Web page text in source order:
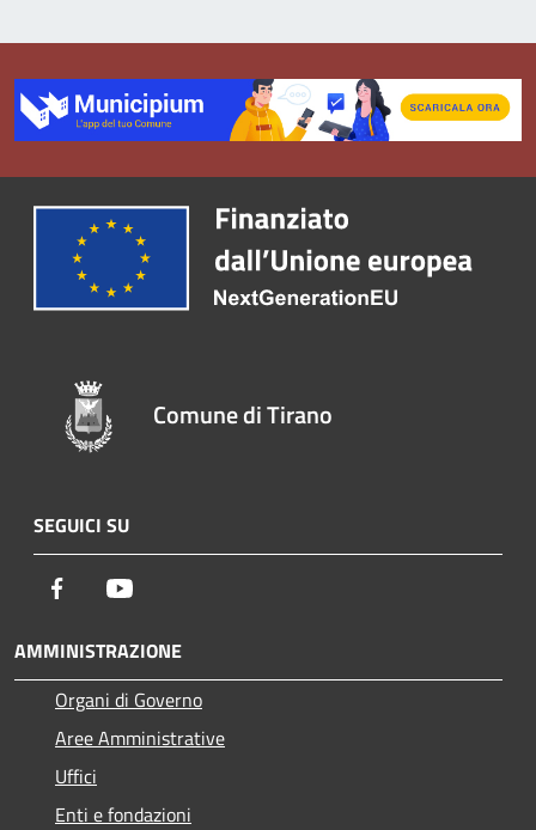
Comune di Tirano
SEGUICI SU
Facebook
AMMINISTRAZIONE
Organi di Governo
Aree Amministrative
Uffici
Enti e fondazioni